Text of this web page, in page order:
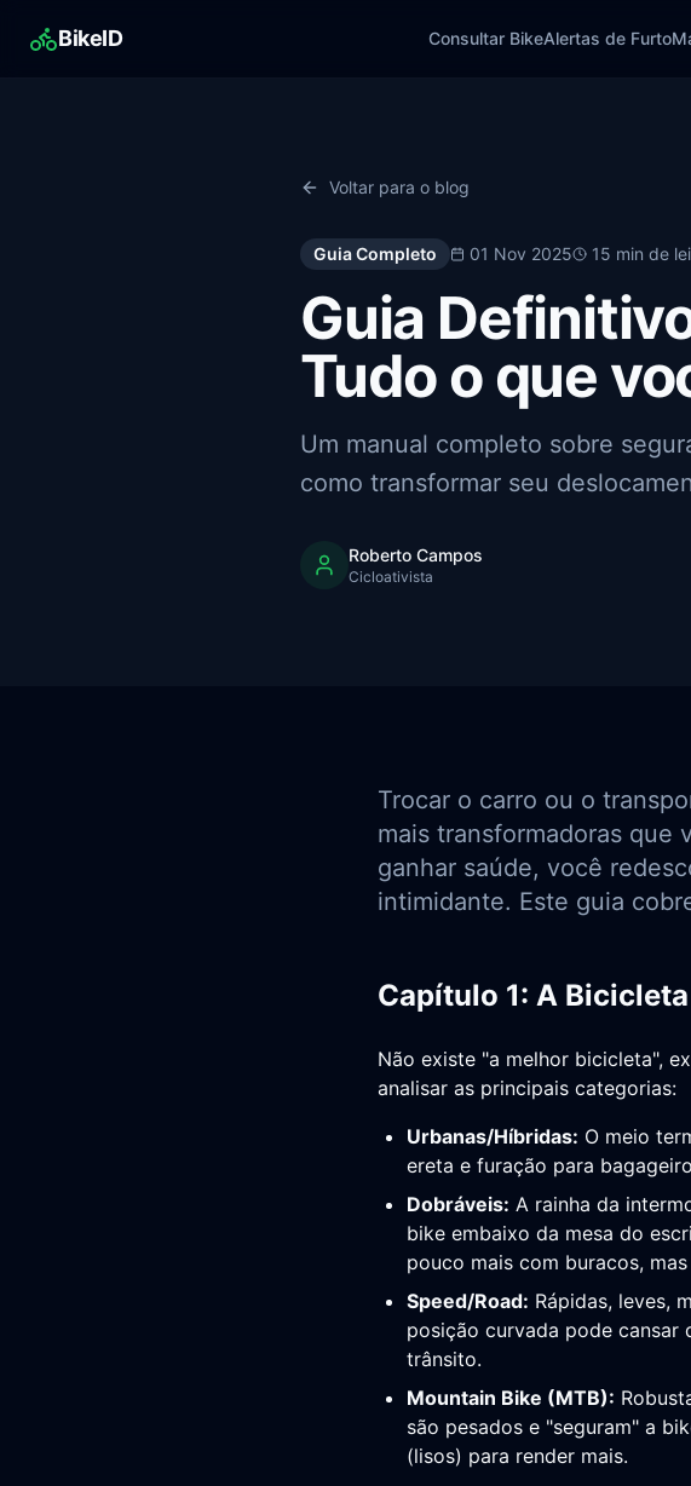
BikeID Consultar BikeAlertas de Furto
Voltar para o blog
Guia Completo 01 Nov 2025 15 min de
Guia
Tudo o que
Um manual completo sobre
como transformar seu
Roberto Campos
Cicloativista
Trocar o carro ou o
mais transformadoras que
ganhar saúde, você
intimidante. Este guia
Capítulo 1: A
Não existe "a melhor bicicleta",
analisar as principais categorias:
Urbanas/Híbridas: O meio
ereta e furação para
Dobráveis: A rainha da
bike embaixo da mesa do
pouco mais com buracos,
Speed/Road: Rápidas, leves,
posição curvada pode cansar
trânsito.
Mountain Bike (MTB):
são pesados e "seguram" a
(lisos) para render mais.